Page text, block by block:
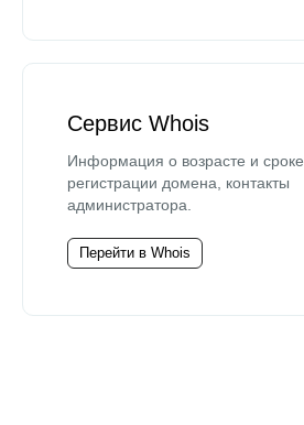
Сервис Whois
Информация о возрасте и сроке
регистрации домена, контакты
администратора.
Перейти в Whois